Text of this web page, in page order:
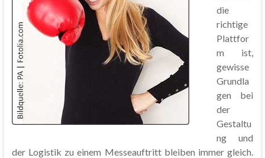
die
richtige
Plattfor
m ist,
gewisse
Grundla
gen bei
der
Gestaltu
ng und
der Logistik zu einem Messeauftritt bleiben immer gleich.